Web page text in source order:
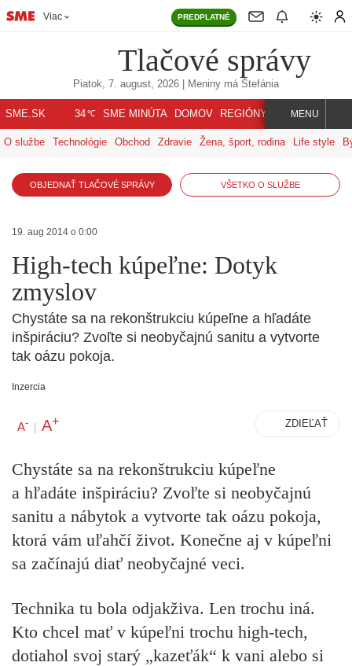
Viac PREDPLATNÉ
Tlačové správy
Piatok, 7. august, 2026 | Meniny má Štefánia
SME.SK 34℃ SME MINÚTA DOMOV REGIÓNY INDEX SVET
MENU
O službe Technológie Obchod Zdravie Žena, šport, rodina Life style
OBJEDNAŤ TLAČOVÉ SPRÁVY VŠETKO O SLUŽBE
19. aug 2014 o 0:00
High-tech kúpeľne: Dotyk
zmyslov
Chystáte sa na rekonštrukciu kúpeľne a hľadáte
inšpiráciu? Zvoľte si neobyčajnú sanitu a vytvorte
tak oázu pokoja.
Inzercia
A- | A+ ZDIEĽAŤ
Chystáte sa na rekonštrukciu kúpeľne
a hľadáte inšpiráciu? Zvoľte si neobyčajnú
sanitu a nábytok a vytvorte tak oázu pokoja,
ktorá vám uľahčí život. Konečne aj v kúpeľni
sa začínajú diať neobyčajné veci.
Technika tu bola odjakživa. Len trochu iná.
Kto chcel mať v kúpeľni trochu high-tech,
dotiahol svoj starý „kazeťák“ k vani alebo si